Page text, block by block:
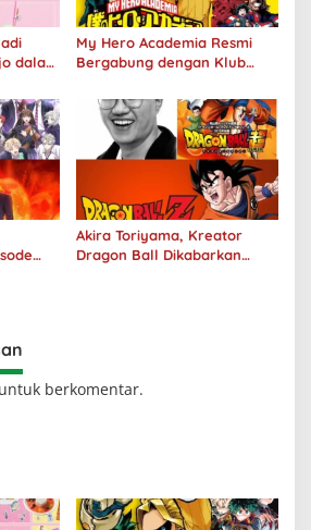
dalam
My Hero Academia Resmi
Bergabung dengan Klub
Akira Toriyama, Kreator
Dragon Ball Dikabarkan
untuk berkomentar.